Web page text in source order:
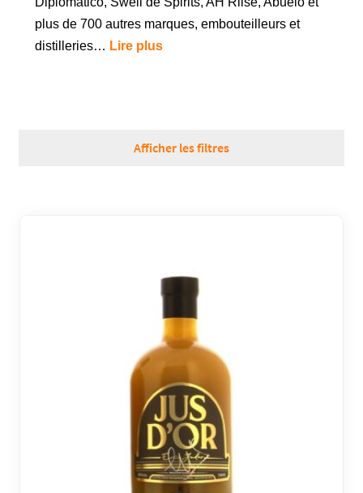
MARQUES
plus de 700 autres marques, embouteilleurs et
distilleries… Lire plus
Afficher les filtres